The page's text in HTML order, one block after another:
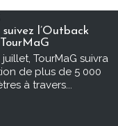
l’Outback
TourMaG suivra
de plus de 5 000
à travers...